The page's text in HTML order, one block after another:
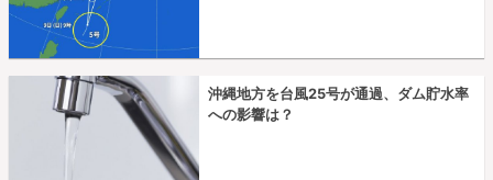
沖縄地方を台風25号が通過、ダム貯水率
への影響は？